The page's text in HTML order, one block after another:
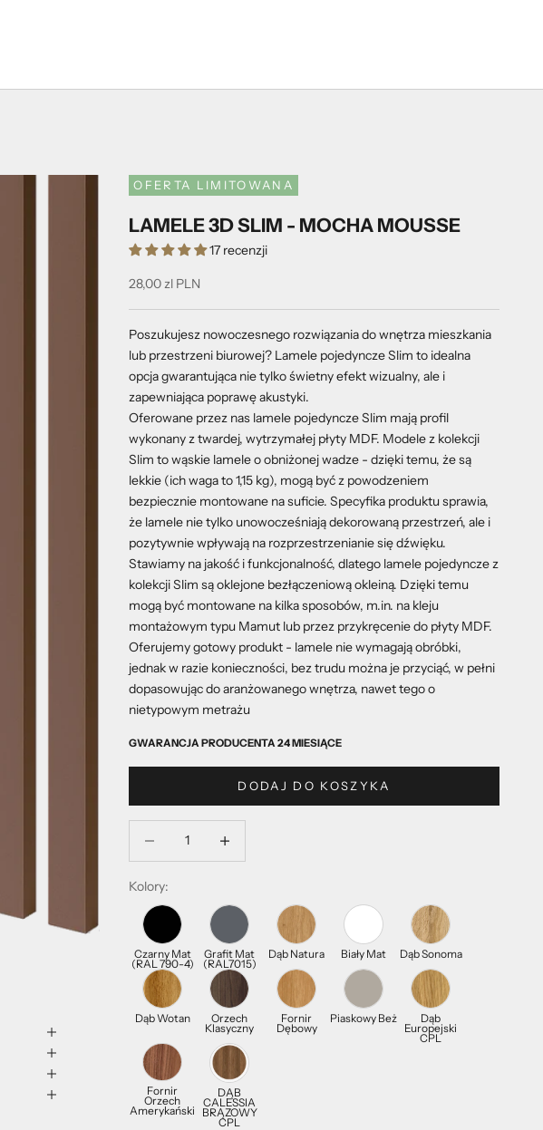
OFERTA LIMITOWANA
LAMELE 3D SLIM - MOCHA MOUSSE
17 recenzji
Cena promocyjna
28,00 zl PLN
Poszukujesz nowoczesnego rozwiązania do wnętrza mieszkania
lub przestrzeni biurowej? Lamele pojedyncze Slim to idealna
opcja gwarantująca nie tylko świetny efekt wizualny, ale i
zapewniająca poprawę akustyki.
Oferowane przez nas lamele pojedyncze Slim mają profil
wykonany z twardej, wytrzymałej płyty MDF. Modele z kolekcji
Slim to wąskie lamele o obniżonej wadze - dzięki temu, że są
lekkie (ich waga to 1,15 kg), mogą być z powodzeniem
bezpiecznie montowane na suficie. Specyfika produktu sprawia,
że lamele nie tylko unowocześniają dekorowaną przestrzeń, ale i
pozytywnie wpływają na rozprzestrzenianie się dźwięku.
Stawiamy na jakość i funkcjonalność, dlatego lamele pojedyncze z
kolekcji Slim są oklejone bezłączeniową okleiną. Dzięki temu
mogą być montowane na kilka sposobów, m.in. na kleju
montażowym typu Mamut lub przez przykręcenie do płyty MDF.
Oferujemy gotowy produkt - lamele nie wymagają obróbki,
jednak w razie konieczności, bez trudu można je przyciąć, w pełni
dopasowując do aranżowanego wnętrza, nawet tego o
nietypowym metrażu
GWARANCJA PRODUCENTA 24 MIESIĄCE
DODAJ DO KOSZYKA
Kolory:
Czarny Mat
(RAL 790-4)
Grafit Mat
(RAL7015)
Dąb Natura Biały Mat Dąb Sonoma
Dąb Wotan Orzech
Klasyczny
Fornir
Dębowy
Piaskowy Beż Dąb
Europejski
CPL
Fornir
Orzech
Amerykański
DĄB
CALESSIA
BRĄZOWY
CPL